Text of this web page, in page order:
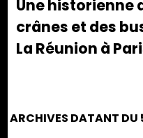
Une historienne
crânes et des
La Réunion à
ARCHIVES DATANT DU